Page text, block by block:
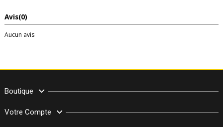
Avis(0)
Aucun avis
Boutique
Votre Compte